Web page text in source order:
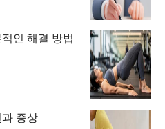
인 해결 방법
증상